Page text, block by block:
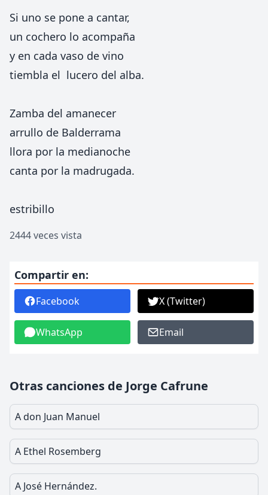
Si uno se pone a cantar,
un cochero lo acompaña
y en cada vaso de vino
tiembla el lucero del alba.
Zamba del amanecer
arrullo de Balderrama
llora por la medianoche
canta por la madrugada.
estribillo
2444 veces vista
Compartir en:
Facebook X (Twitter)
WhatsApp Email
Otras canciones de Jorge Cafrune
A don Juan Manuel
A Ethel Rosemberg
A José Hernández.